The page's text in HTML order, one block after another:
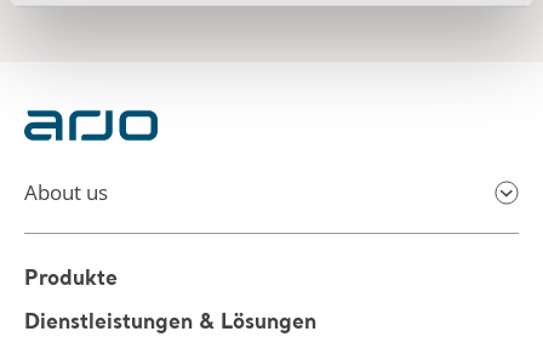
About us
Produkte
Dienstleistungen & Lösungen